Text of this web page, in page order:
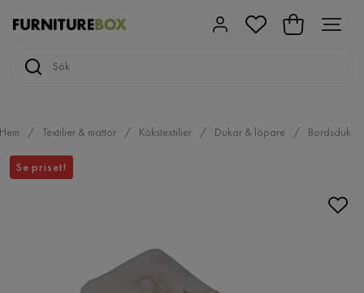
Hem Textilier & mattor Kökstextilier Dukar & löpare Bordsduk
Se priset!